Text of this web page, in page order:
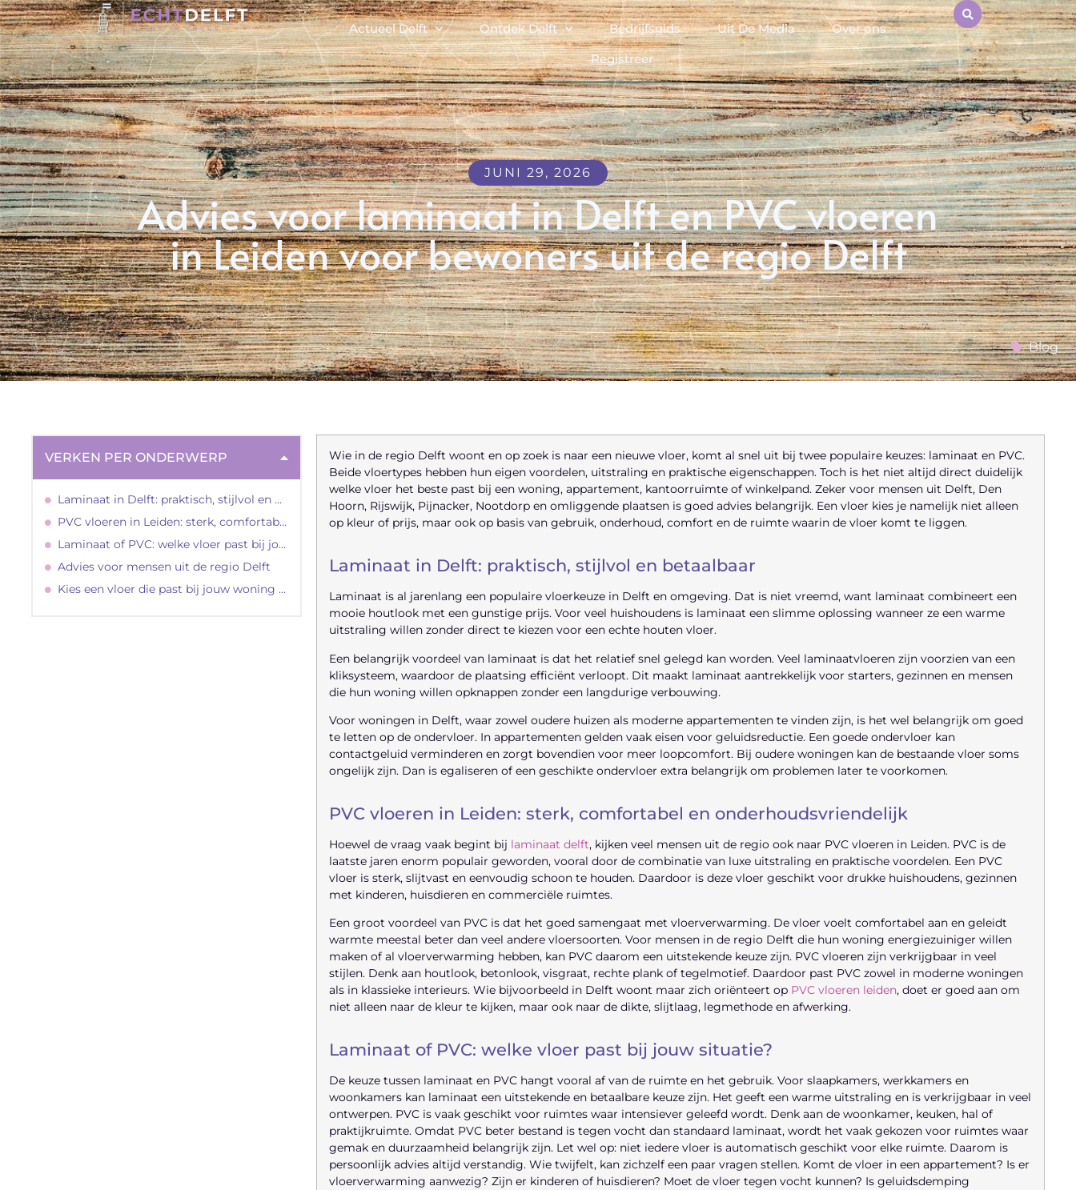
Actueel Delft Ontdek Delft Bedrijfsgids Uit De Media
Over ons
Registreer
JUNI 29, 2026
Advies voor laminaat in Delft en PVC vloeren
in Leiden voor bewoners uit de regio Delft
Blog
Wie in de regio Delft woont en op zoek is naar een nieuwe vloer, komt al snel uit bij twee populaire keuzes: laminaat en PVC.
Beide vloertypes hebben hun eigen voordelen, uitstraling en praktische eigenschappen. Toch is het niet altijd direct duidelijk
welke vloer het beste past bij een woning, appartement, kantoorruimte of winkelpand. Zeker voor mensen uit Delft, Den
Hoorn, Rijswijk, Pijnacker, Nootdorp en omliggende plaatsen is goed advies belangrijk. Een vloer kies je namelijk niet alleen
op kleur of prijs, maar ook op basis van gebruik, onderhoud, comfort en de ruimte waarin de vloer komt te liggen.
Laminaat in Delft: praktisch, stijlvol en betaalbaar
Laminaat is al jarenlang een populaire vloerkeuze in Delft en omgeving. Dat is niet vreemd, want laminaat combineert een
mooie houtlook met een gunstige prijs. Voor veel huishoudens is laminaat een slimme oplossing wanneer ze een warme
uitstraling willen zonder direct te kiezen voor een echte houten vloer.
Een belangrijk voordeel van laminaat is dat het relatief snel gelegd kan worden. Veel laminaatvloeren zijn voorzien van een
kliksysteem, waardoor de plaatsing efficiënt verloopt. Dit maakt laminaat aantrekkelijk voor starters, gezinnen en mensen
die hun woning willen opknappen zonder een langdurige verbouwing.
Voor woningen in Delft, waar zowel oudere huizen als moderne appartementen te vinden zijn, is het wel belangrijk om goed
te letten op de ondervloer. In appartementen gelden vaak eisen voor geluidsreductie. Een goede ondervloer kan
contactgeluid verminderen en zorgt bovendien voor meer loopcomfort. Bij oudere woningen kan de bestaande vloer soms
ongelijk zijn. Dan is egaliseren of een geschikte ondervloer extra belangrijk om problemen later te voorkomen.
PVC vloeren in Leiden: sterk, comfortabel en onderhoudsvriendelijk
Hoewel de vraag vaak begint bij laminaat delft, kijken veel mensen uit de regio ook naar PVC vloeren in Leiden. PVC is de
laatste jaren enorm populair geworden, vooral door de combinatie van luxe uitstraling en praktische voordelen. Een PVC
vloer is sterk, slijtvast en eenvoudig schoon te houden. Daardoor is deze vloer geschikt voor drukke huishoudens, gezinnen
met kinderen, huisdieren en commerciële ruimtes.
Een groot voordeel van PVC is dat het goed samengaat met vloerverwarming. De vloer voelt comfortabel aan en geleidt
warmte meestal beter dan veel andere vloersoorten. Voor mensen in de regio Delft die hun woning energiezuiniger willen
maken of al vloerverwarming hebben, kan PVC daarom een uitstekende keuze zijn. PVC vloeren zijn verkrijgbaar in veel
stijlen. Denk aan houtlook, betonlook, visgraat, rechte plank of tegelmotief. Daardoor past PVC zowel in moderne woningen
als in klassieke interieurs. Wie bijvoorbeeld in Delft woont maar zich oriënteert op PVC vloeren leiden, doet er goed aan om
niet alleen naar de kleur te kijken, maar ook naar de dikte, slijtlaag, legmethode en afwerking.
Laminaat of PVC: welke vloer past bij jouw situatie?
De keuze tussen laminaat en PVC hangt vooral af van de ruimte en het gebruik. Voor slaapkamers, werkkamers en
woonkamers kan laminaat een uitstekende en betaalbare keuze zijn. Het geeft een warme uitstraling en is verkrijgbaar in veel
ontwerpen. PVC is vaak geschikt voor ruimtes waar intensiever geleefd wordt. Denk aan de woonkamer, keuken, hal of
praktijkruimte. Omdat PVC beter bestand is tegen vocht dan standaard laminaat, wordt het vaak gekozen voor ruimtes waar
gemak en duurzaamheid belangrijk zijn. Let wel op: niet iedere vloer is automatisch geschikt voor elke ruimte. Daarom is
persoonlijk advies altijd verstandig. Wie twijfelt, kan zichzelf een paar vragen stellen. Komt de vloer in een appartement? Is er
vloerverwarming aanwezig? Zijn er kinderen of huisdieren? Moet de vloer tegen vocht kunnen? Is geluidsdemping
VERKEN PER ONDERWERP
Laminaat in Delft: praktisch, stijlvol en betaalbaar
PVC vloeren in Leiden: sterk, comfortabel en onderhoudsvriendelijk
Laminaat of PVC: welke vloer past bij jouw situatie?
Advies voor mensen uit de regio Delft
Kies een vloer die past bij jouw woning én leefstijl